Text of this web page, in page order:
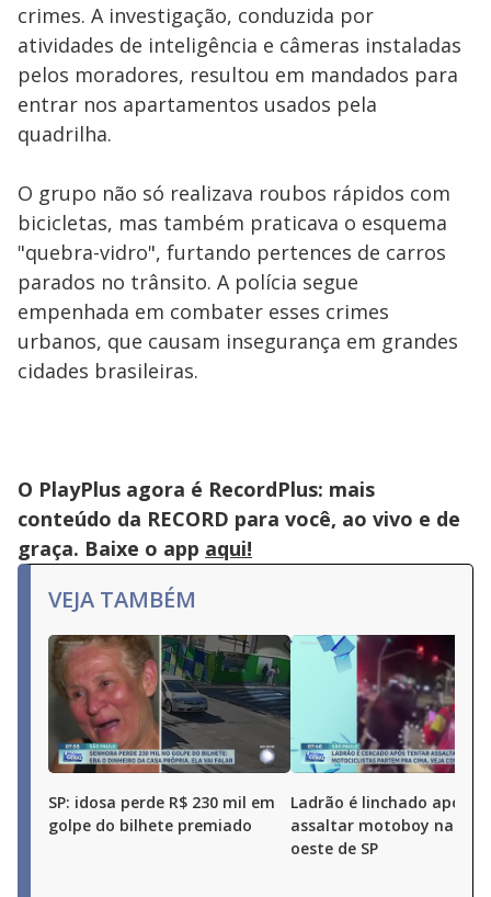
crimes. A investigação, conduzida por
atividades de inteligência e câmeras instaladas
pelos moradores, resultou em mandados para
entrar nos apartamentos usados pela
quadrilha.
O grupo não só realizava roubos rápidos com
bicicletas, mas também praticava o esquema
"quebra-vidro", furtando pertences de carros
parados no trânsito. A polícia segue
empenhada em combater esses crimes
urbanos, que causam insegurança em grandes
cidades brasileiras.
O PlayPlus agora é RecordPlus: mais
conteúdo da RECORD para você, ao vivo e de
graça. Baixe o app aqui!
VEJA TAMBÉM
SP: idosa perde R$ 230 mil em
golpe do bilhete premiado
Ladrão é linchado após
assaltar motoboy na
oeste de SP